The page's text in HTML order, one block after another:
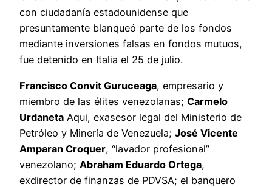
con ciudadanía estadounidense que
presuntamente blanqueó parte de los fondos
mediante inversiones falsas en fondos mutuos,
fue detenido en Italia el 25 de julio.
Francisco Convit Guruceaga, empresario y
miembro de las élites venezolanas; Carmelo
Urdaneta Aqui, exasesor legal del Ministerio de
Petróleo y Minería de Venezuela; José Vicente
Amparan Croquer, “lavador profesional”
venezolano; Abraham Eduardo Ortega,
exdirector de finanzas de PDVSA; el banquero